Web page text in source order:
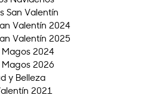
San Valentín
Valentín 2024
Valentín 2025
Magos 2024
Magos 2026
y Belleza
2021